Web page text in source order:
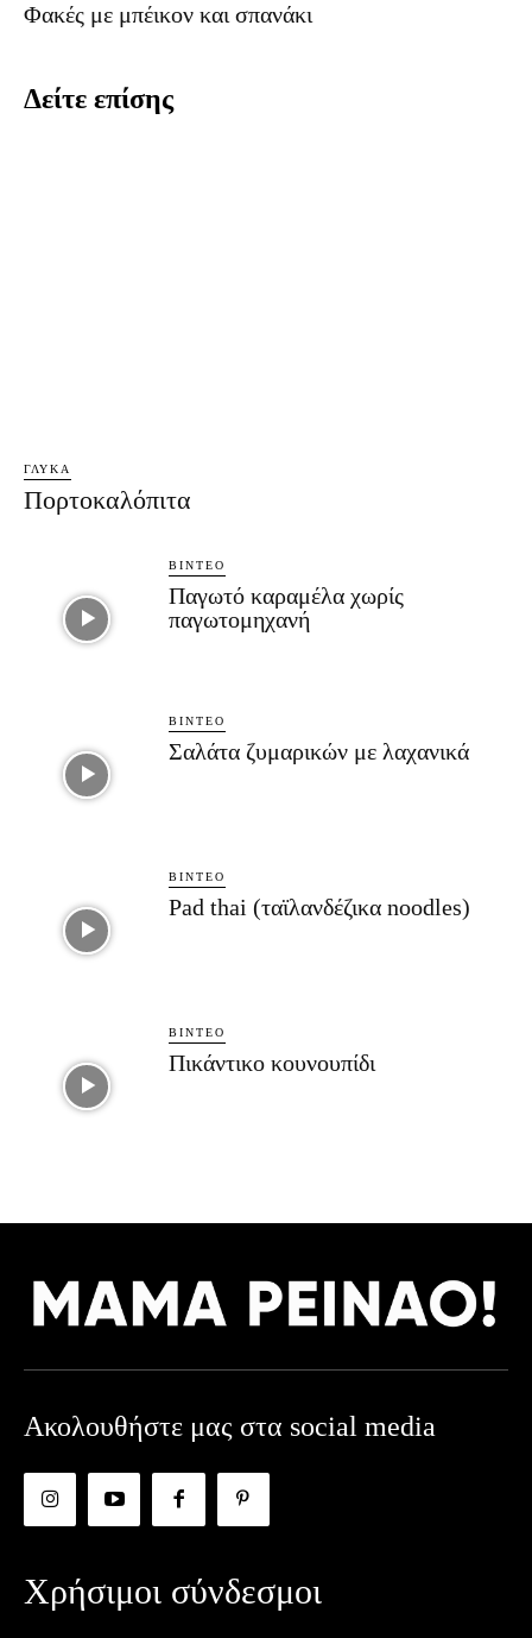
Φακές με μπέικον και σπανάκι
Δείτε επίσης
ΓΛΥΚΆ
Πορτοκαλόπιτα
ΒΊΝΤΕΟ
Παγωτό καραμέλα χωρίς
παγωτομηχανή
ΒΊΝΤΕΟ
Σαλάτα ζυμαρικών με λαχανικά
ΒΊΝΤΕΟ
Pad thai (ταϊλανδέζικα noodles)
ΒΊΝΤΕΟ
Πικάντικο κουνουπίδι
Ακολουθήστε μας στα social media
Χρήσιμοι σύνδεσμοι